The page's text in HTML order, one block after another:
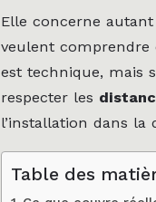
Elle concerne
veulent comprendre
est technique, mais
respecter les
l’installation dans la
Table des